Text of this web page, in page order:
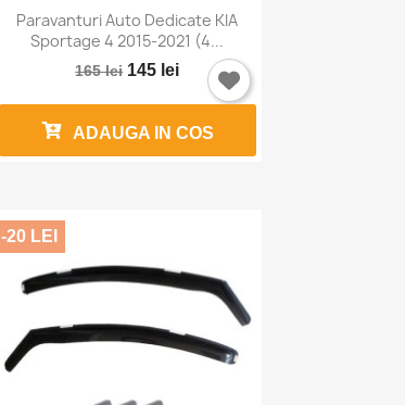
 Vizualizare rapida
Paravanturi Auto Dedicate KIA
Sportage 4 2015-2021 (4...
165 lei 145 lei
ADAUGA IN COS
-20 LEI